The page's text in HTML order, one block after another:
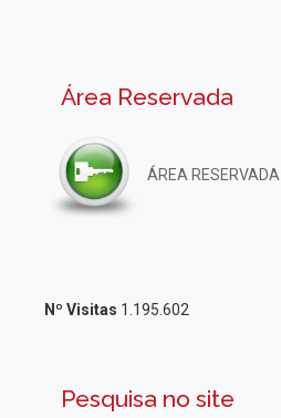
Área Reservada
ÁREA RESERVADA
Nº Visitas 1.195.602
Pesquisa no site